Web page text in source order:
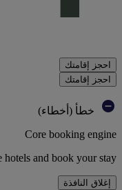
احجز إقامتك
احجز إقامتك
خطأ (أخطاء)
Core booking engine
and book your stay
إغلاق النافذة